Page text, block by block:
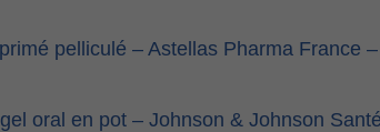
pelliculé – Astellas Pharma France
oral en pot – Johnson & Johnson